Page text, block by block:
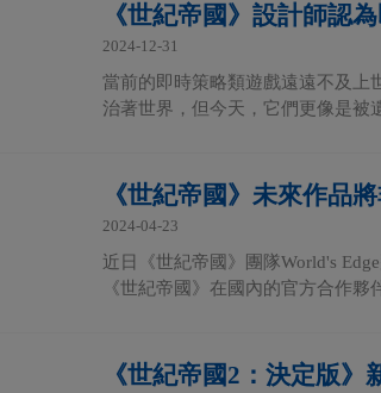
《世紀帝國》設計師認
2024-12-31
當前的即時策略類遊戲遠遠不及上
治著世界，但今天，它們更像是被
《世紀帝國》未來作品
2024-04-23
近日《世紀帝國》團隊World's
《世紀帝國》在國內的官方合作
《世紀帝國2：決定版